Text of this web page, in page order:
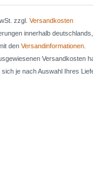
zzgl. Versandkosten
innerhalb
den Versandinformationen
Versandkosten
je nach Auswahl Ihres